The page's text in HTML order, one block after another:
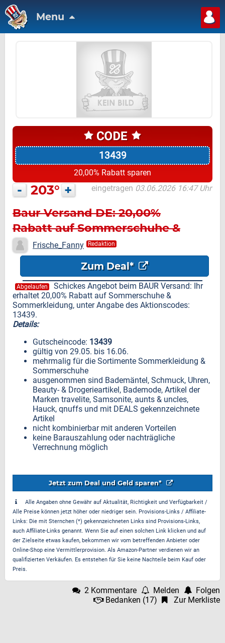
Menu
13439
20,00% Rabatt sparen
- 203° + eingetragen 03.06.2026 16:47 Uhr
Baur Versand DE: 20,00%
Rabatt auf Sommerschuhe &
Sommerkleidung
Frische_Fanny Redaktion
Zum Deal*
Abgelaufen
Schickes Angebot beim BAUR Versand: Ihr
erhaltet 20,00% Rabatt auf Sommerschuhe &
Sommerkleidung, unter Angabe des Aktionscodes:
13439.
Details:
Gutscheincode: 13439
gültig von 29.05. bis 16.06.
mehrmalig für die Sortimente Sommerkleidung &
Sommerschuhe
ausgenommen sind Bademäntel, Schmuck, Uhren,
Beauty- & Drogerieartikel, Bademode, Artikel der
Marken travelite, Samsonite, aunts & uncles,
Hauck, qnuffs und mit DEALS gekennzeichnete
Artikel
nicht kombinierbar mit anderen Vorteilen
keine Barauszahlung oder nachträgliche
Verrechnung möglich
Jetzt zum Deal und Geld sparen*
Alle Angaben ohne Gewähr auf Aktualität, Richtigkeit und Verfügbarkeit /
Alle Preise können jetzt höher oder niedriger sein. Provisions-Links / Affiliate-
Links: Die mit Sternchen (*) gekennzeichneten Links sind Provisions-Links,
auch Affiliate-Links genannt. Wenn Sie auf einen solchen Link klicken und auf
der Zielseite etwas kaufen, bekommen wir vom betreffenden Anbieter oder
Online-Shop eine Vermittlerprovision. Als Amazon-Partner verdienen wir an
qualifizierten Verkäufen. Es entstehen für Sie keine Nachteile beim Kauf oder
Preis.
2 Kommentare Melden
Folgen
Bedanken (17) Zur Merkliste